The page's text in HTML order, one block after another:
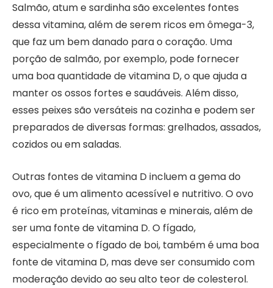
Salmão, atum e sardinha são excelentes fontes
dessa vitamina, além de serem ricos em ômega-3,
que faz um bem danado para o coração. Uma
porção de salmão, por exemplo, pode fornecer
uma boa quantidade de vitamina D, o que ajuda a
manter os ossos fortes e saudáveis. Além disso,
esses peixes são versáteis na cozinha e podem ser
preparados de diversas formas: grelhados, assados,
cozidos ou em saladas.
Outras fontes de vitamina D incluem a gema do
ovo, que é um alimento acessível e nutritivo. O ovo
é rico em proteínas, vitaminas e minerais, além de
ser uma fonte de vitamina D. O fígado,
especialmente o fígado de boi, também é uma boa
fonte de vitamina D, mas deve ser consumido com
moderação devido ao seu alto teor de colesterol.